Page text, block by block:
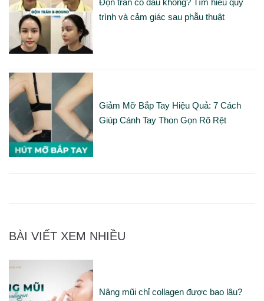
trình và cảm giác sau phẫu thuật
Giảm Mỡ Bắp Tay Hiệu Quả: 7 Cách
Giúp Cánh Tay Thon Gọn Rõ Rệt
BÀI VIẾT XEM NHIỀU
Nâng mũi chỉ collagen được bao lâu?